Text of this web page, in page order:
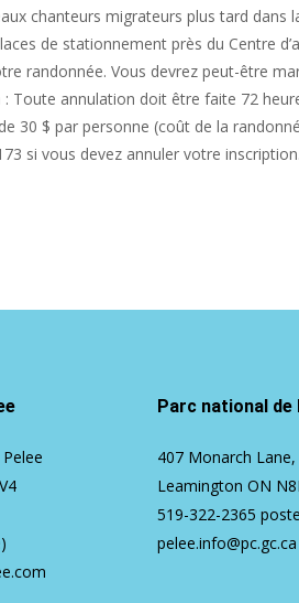
chanteurs migrateurs plus tard dans
de stationnement près du Centre
randonnée. Vous devrez peut-être
: Toute annulation doit être faite 72
30 $ par personne (coût de la
si vous devez annuler votre inscription.
Parc national de
407 Monarch Lane,
Leamington ON
519-322-2365
pelee.info@pc.gc.ca